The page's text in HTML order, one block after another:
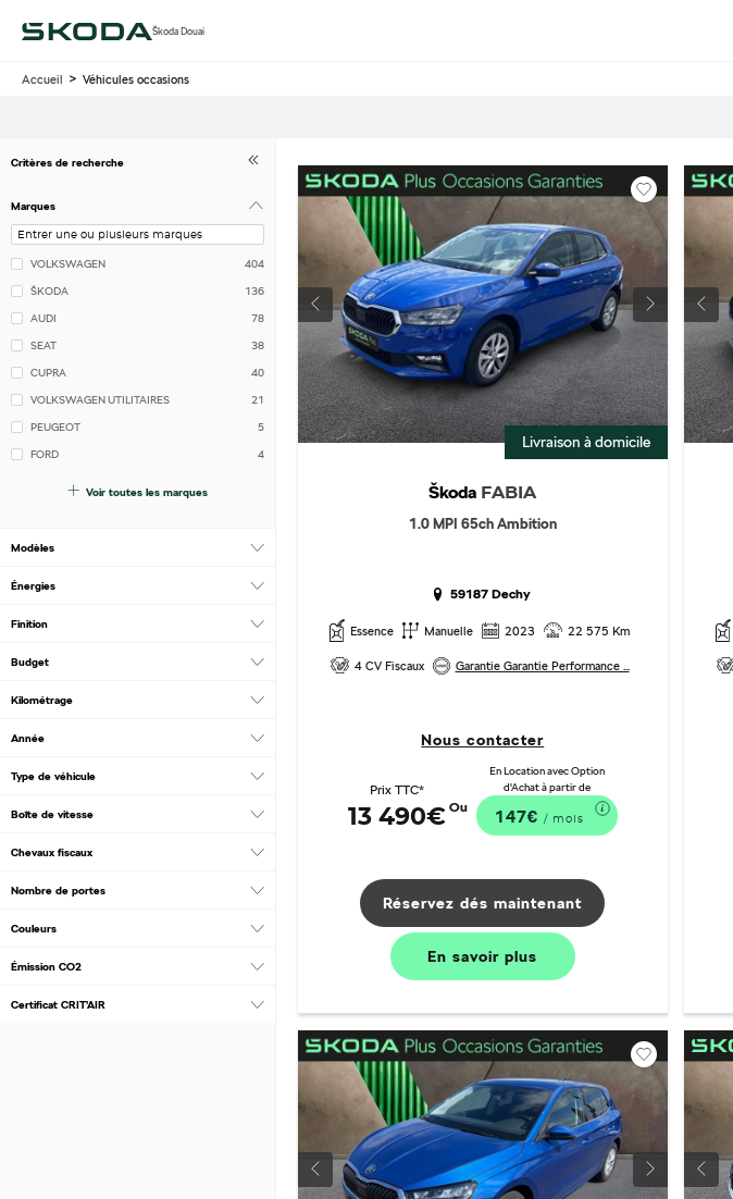
Škoda Douai
Accueil Véhicules occasions
Critères de recherche
Marques
VOLKSWAGEN
404
ŠKODA
136
AUDI
78
SEAT
38
CUPRA
40
VOLKSWAGEN UTILITAIRES
21
PEUGEOT
5
FORD
4
Voir toutes les marques
Modèles
Énergies
Finition
Budget
Kilométrage
Année
Type de véhicule
Boîte de vitesse
Chevaux fiscaux
Nombre de portes
Couleurs
Émission CO2
Certificat CRIT’AIR
Livraison à domicile
Škoda FABIA
1.0 MPI 65ch Ambition
59187 Dechy
Essence Manuelle 2023 22 575 Km
4 CV Fiscaux Garantie Garantie Performance ...
Nous contacter
Prix TTC*
13 490€ Ou
En Location avec Option
d'Achat à partir de
147€ / mois
Réservez dés maintenant
En savoirplus